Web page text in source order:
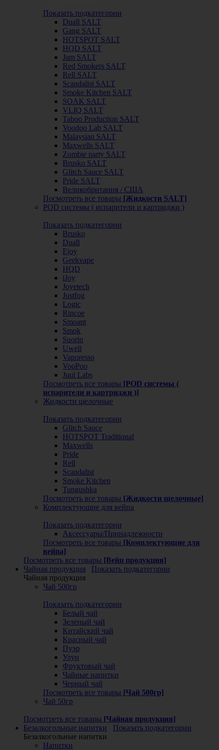
Показать подкатегории
Duall SALT
Gang SALT
HOTSPOT SALT
HQD SALT
Jam SALT
Red Smokers SALT
Rell SALT
Scandalist SALT
Smoke Kitchen SALT
SOAK SALT
VLIQ SALT
Taboo Production SALT
Voodoo Lab SALT
Malaysian SALT
Maxwells SALT
Zombie party SALT
Brusko SALT
Glitch Sauce SALT
Pride SALT
Великобритания / США
Посмотреть все товары [Жидкости SALT]
POD системы ( испарители и картриджи )
Показать подкатегории
Brusko
Duall
Ejoy
Geekvape
HQD
iJoy
Joyetech
Justfog
Logic
Rincoe
Smoant
Smok
Suorin
Uwell
Vaporesso
VooPoo
Juul Labs
Посмотреть все товары [POD системы (
испарители и картриджи )]
Жидкости щелочные
Показать подкатегории
Glitch Sauce
HOTSPOT Traditional
Maxwells
Pride
Rell
Scandalist
Smoke Kitchen
Tungushka
Посмотреть все товары [Жидкости щелочные]
Комплектующие для вейпа
Показать подкатегории
Аксессуары/Принадлежности
Посмотреть все товары [Комплектующие для
вейпа]
Посмотреть все товары [Вейп продукция]
Чайная продукция
Показать подкатегории
Чайная продукция
Чай 500гр
Показать подкатегории
Белый чай
Зеленый чай
Китайский чай
Красный чай
Пуэр
Улун
Фруктовый чай
Чайные напитки
Черный чай
Посмотреть все товары [Чай 500гр]
Чай 50гр
Посмотреть все товары [Чайная продукция]
Безалкогольные напитки
Показать подкатегории
Безалкогольные напитки
Напитки